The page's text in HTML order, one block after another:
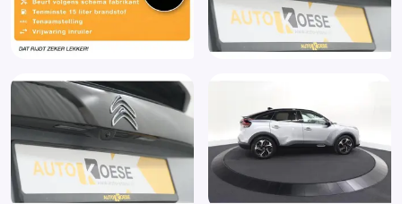
Onderhoudsboekje (fysiek)
Pack Ambiance (alcantara)
Parkeersensor achter
Parkeersensor voor
Passagiersairbag
Passagiersstoel in hoogte verstelbaar
Radio